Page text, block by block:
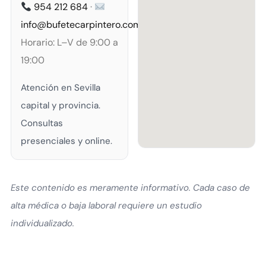
954 212 684·
info@bufetecarpintero.com
Horario: L–V de 9:00 a
19:00
Atención en Sevilla
capital y provincia.
Consultas
presenciales y online.
Este contenido es meramente informativo. Cada caso de
alta médica o baja laboral requiere un estudio
individualizado.